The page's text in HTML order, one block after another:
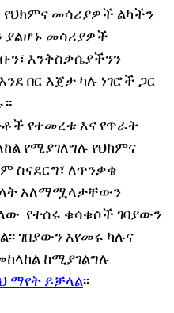
መሳሪያዎች ልካችን
ያልሆኑ መሳሪያዎች
እንቅስቃሴያችንን
በር እጀታ ካሉ ነገሮች ጋር
የተመረቱ እና የጥራት
የሚያገለግሉ የህክምና
ስናደርግ፣ ለጥንቃቄ
አለማሟላታቸውን
የተሰሩ ቁሳቁሶች ገባያውን
ገበያውን አየመሩ ካሉና
ከሚያገልግሉ
ማየት ይቻላል፡፡